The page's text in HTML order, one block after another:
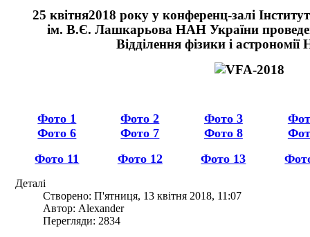
25 квітня2018 року у конференц-залі
ім. В.Є. Лашкарьова НАН України
Відділення фізики і
Фото 1 Фото 2 Фото 3
Фото 6
Фото 7 Фото 8
Фото 11
Фото 12 Фото 13
Деталі
Створено: П'ятниця, 13 квітня 2018, 11:07
Автор: Alexander
Перегляди: 2834